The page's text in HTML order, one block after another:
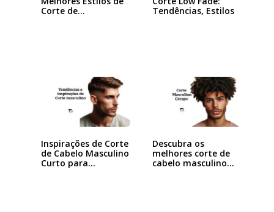
Corte de…
Tendências, Estilos
Inspirações de Corte
de Cabelo Masculino
Curto para…
Descubra os
melhores corte de
cabelo masculino…